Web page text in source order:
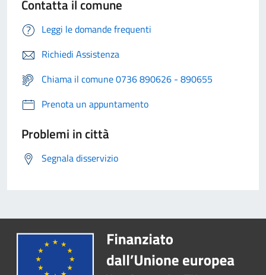
Contatta il comune
Leggi le domande frequenti
Richiedi Assistenza
Chiama il comune 0736 890626 - 890655
Prenota un appuntamento
Problemi in città
Segnala disservizio